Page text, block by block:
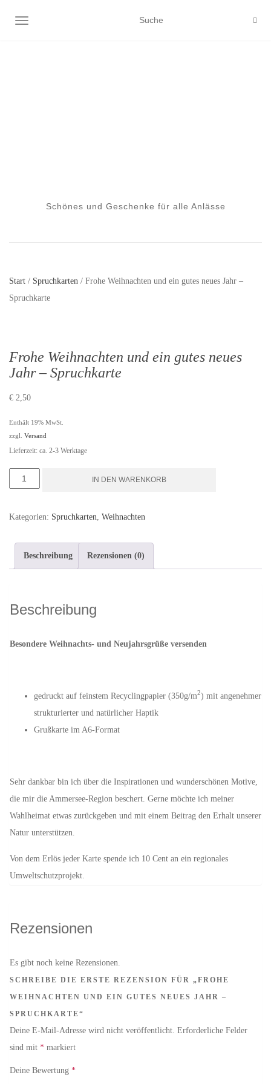
NAVIGATION EIN-/AUSSCHALTEN
Schönes und Geschenke für alle Anlässe
Start / Spruchkarten / Frohe Weihnachten und ein gutes neues Jahr –
Spruchkarte
Frohe Weihnachten und ein gutes neues
Jahr – Spruchkarte
€ 2,50
Enthält 19% MwSt.
zzgl. Versand
Lieferzeit: ca. 2-3 Werktage
Frohe
gutes
neues
Spruchkarte
IN DEN WARENKORB
Kategorien: Spruchkarten, Weihnachten
Beschreibung Rezensionen (0)
Beschreibung
Besondere Weihnachts- und Neujahrsgrüße versenden
gedruckt auf feinstem Recyclingpapier (350g/m2) mit angenehmer
strukturierter und natürlicher Haptik
Grußkarte im A6-Format
Sehr dankbar bin ich über die Inspirationen und wunderschönen Motive,
die mir die Ammersee-Region beschert. Gerne möchte ich meiner
Wahlheimat etwas zurückgeben und mit einem Beitrag den Erhalt unserer
Natur unterstützen.
Von dem Erlös jeder Karte spende ich 10 Cent an ein regionales
Umweltschutzprojekt.
Rezensionen
Es gibt noch keine Rezensionen.
SCHREIBE DIE ERSTE REZENSION FÜR „FROHE
WEIHNACHTEN UND EIN GUTES NEUES JAHR –
SPRUCHKARTE“
Deine E-Mail-Adresse wird nicht veröffentlicht. Erforderliche Felder
sind mit * markiert
Deine Bewertung *